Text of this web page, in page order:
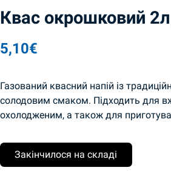
Квас окрошковий
5,10€
Газований квасний напій із
солодовим смаком. Підходить для
охолодженим, а також для
Закінчилося на складі